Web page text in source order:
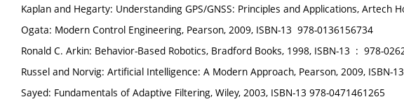
Kaplan and Hegarty: Understanding GPS/GNSS: Principles and Applications, Artech
Ogata: Modern Control Engineering, Pearson, 2009, ISBN-13 ‎ 978-0136156734
Ronald C. Arkin: Behavior-Based Robotics,